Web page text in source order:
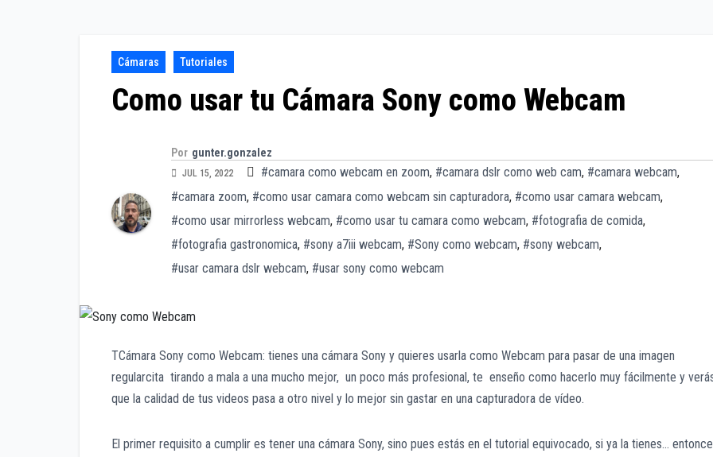
Cámaras Tutoriales
Como usar tu Cámara Sony como Webcam
Por gunter.gonzalez
JUL 15, 2022 #camara como webcam en zoom, #camara dslr como web cam, #camara webcam,
#camara zoom, #como usar camara como webcam sin capturadora, #como usar camara webcam,
#como usar mirrorless webcam, #como usar tu camara como webcam, #fotografia de comida,
#fotografia gastronomica, #sony a7iii webcam, #Sony como webcam, #sony webcam,
#usar camara dslr webcam, #usar sony como webcam
TCámara Sony como Webcam: tienes una cámara Sony y quieres usarla como Webcam para pasar de una imagen
regularcita tirando a mala a una mucho mejor, un poco más profesional, te enseño como hacerlo muy fácilmente y
que la calidad de tus videos pasa a otro nivel y lo mejor sin gastar en una capturadora de vídeo.
El primer requisito a cumplir es tener una cámara Sony, sino pues estás en el tutorial equivocado, si ya la tienes…